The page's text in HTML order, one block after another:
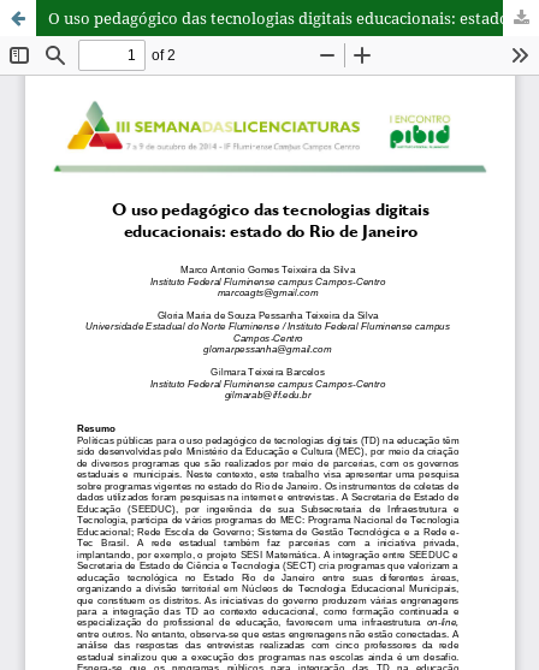
O uso pedagógico das tecnologias digitais educacionais: estado do Rio de Janeiro